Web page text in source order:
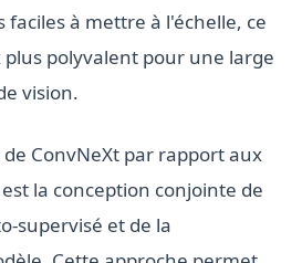
faciles à mettre à l'échelle, ce
polyvalent pour une large
vision.
ConvNeXt par rapport aux
la conception conjointe de
supervisé et de la